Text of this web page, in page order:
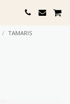
TAMARIS